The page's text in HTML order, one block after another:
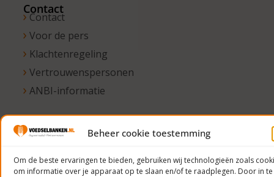
Beheer cookie toestemming
Om de beste ervaringen te bieden, gebruiken wij technologieën zoals
om informatie over je apparaat op te slaan en/of te raadplegen. Door in te
Contact
Contact
Voor de pers
Klachtenregeling
Vertrouwenspersonen
ANBI-informatie
Voedselbanken